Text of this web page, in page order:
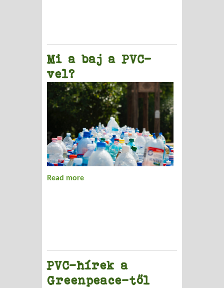
Mi a baj a PVC-
vel?
Read more
PVC-hírek a
Greenpeace-től